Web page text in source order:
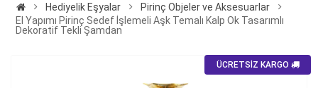
Hediyelik Eşyalar
Pirinç Objeler ve Aksesuarlar
El Yapımı Pirinç Sedef İşlemeli Aşk Temalı Kalp Ok Tasarımlı
Dekoratif Tekli Şamdan
ÜCRETSİZ KARGO